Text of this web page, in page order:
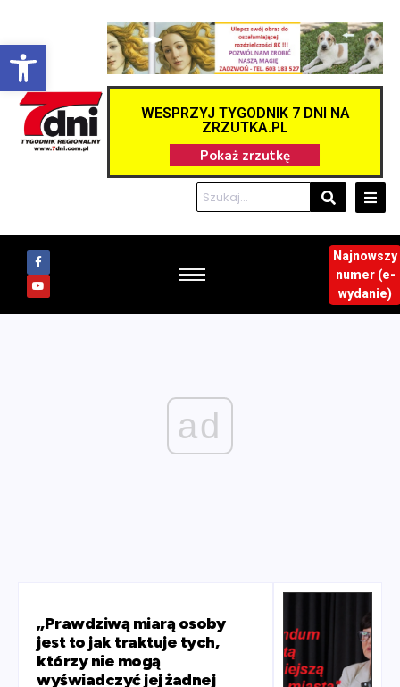
Otwórz pasek narzędzi
WESPRZYJ TYGODNIK 7 DNI NA
ZRZUTKA.PL
Najnowszy
numer (e-
wydanie)
ad
„Prawdziwą miarą osoby
jest to jak traktuje tych,
którzy nie mogą
wyświadczyć jej żadnej